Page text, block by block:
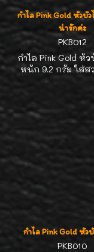
กำไล Pink Gold หัวบัว
น่ารักค่ะ
PKB012
กำไล Pink Gold หัว
หนัก 9.2 กรัม ใส่ส
กำไล Pink Gold หัว
PKB010